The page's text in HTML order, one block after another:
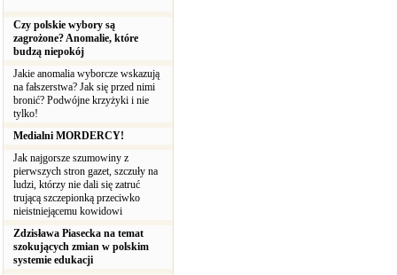
Czy polskie wybory są
zagrożone? Anomalie, które
budzą niepokój
Jakie anomalia wyborcze wskazują
na fałszerstwa? Jak się przed nimi
bronić? Podwójne krzyżyki i nie
tylko!
Medialni MORDERCY!
Jak najgorsze szumowiny z
pierwszych stron gazet, szczuły na
ludzi, którzy nie dali się zatruć
trującą szczepionką przeciwko
nieistniejącemu kowidowi
Zdzisława Piasecka na temat
szokujących zmian w polskim
systemie edukacji